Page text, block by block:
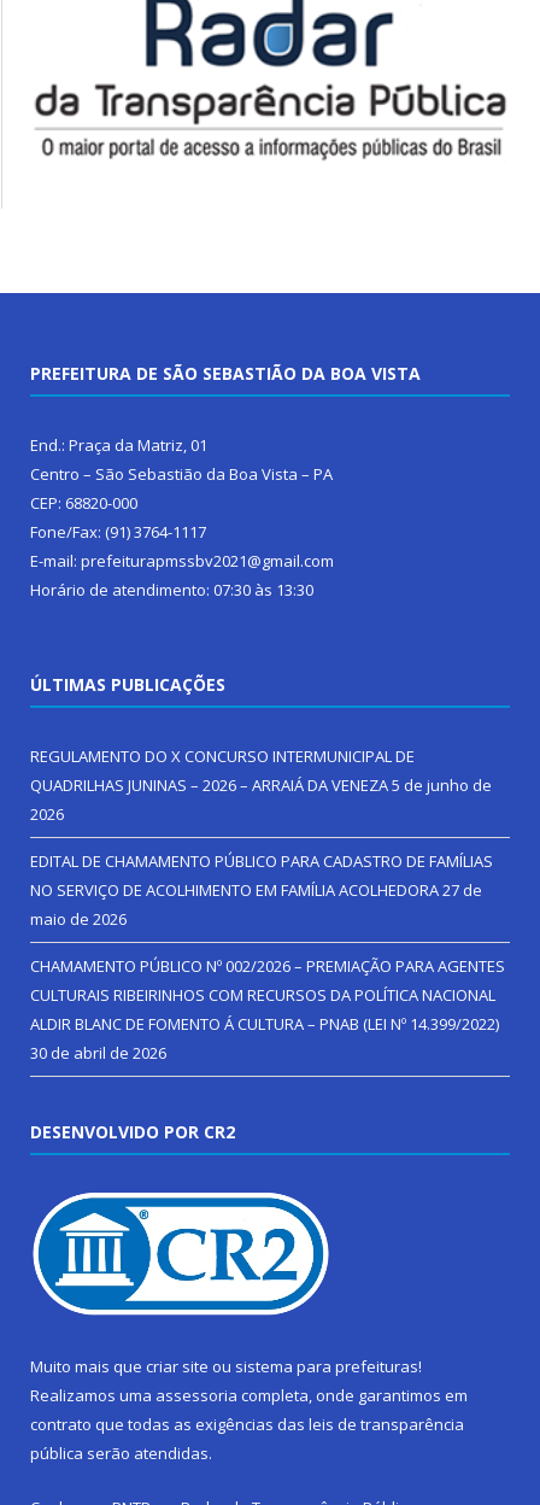
PREFEITURA DE SÃO SEBASTIÃO DA BOA VISTA
End.: Praça da Matriz, 01
Centro – São Sebastião da Boa Vista – PA
CEP: 68820-000
Fone/Fax: (91) 3764-1117
E-mail: prefeiturapmssbv2021@gmail.com
Horário de atendimento: 07:30 às 13:30
ÚLTIMAS PUBLICAÇÕES
REGULAMENTO DO X CONCURSO INTERMUNICIPAL DE
QUADRILHAS JUNINAS – 2026 – ARRAIÁ DA VENEZA5 de junho de
2026
EDITAL DE CHAMAMENTO PÚBLICO PARA CADASTRO DE FAMÍLIAS
NO SERVIÇO DE ACOLHIMENTO EM FAMÍLIA ACOLHEDORA27 de
maio de 2026
CHAMAMENTO PÚBLICO Nº 002/2026 – PREMIAÇÃO PARA AGENTES
CULTURAIS RIBEIRINHOS COM RECURSOS DA POLÍTICA NACIONAL
ALDIR BLANC DE FOMENTO Á CULTURA – PNAB (LEI Nº 14.399/2022)
30 de abril de 2026
DESENVOLVIDO POR CR2
Muito mais que criar site ou sistema para prefeituras!
Realizamos uma assessoria completa, onde garantimos em
contrato que todas as exigências das leis de transparência
pública serão atendidas.